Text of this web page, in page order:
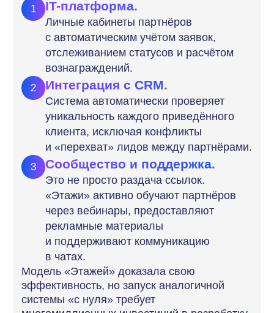
Что можно сделать
Вместо попытки построить сложную систему
с нуля — используйте готовую PRM-платформу
YouRich Бизнес.
Запуск системы за 5 шагов
1.
Техническая основа.
Подключение готового сервиса с личными
кабинетами для партнеров, системой
отслеживания заявок и автоматизации
расчетов за несколько дней.
Поиск первых партнеров.
Формирование сети из 15-20 ключевых
амбассадоров (ипотечные брокеры, юристы,
риелторы из других регионов, дизайнеры
интерьеров).
3.
Подготовка материалов.